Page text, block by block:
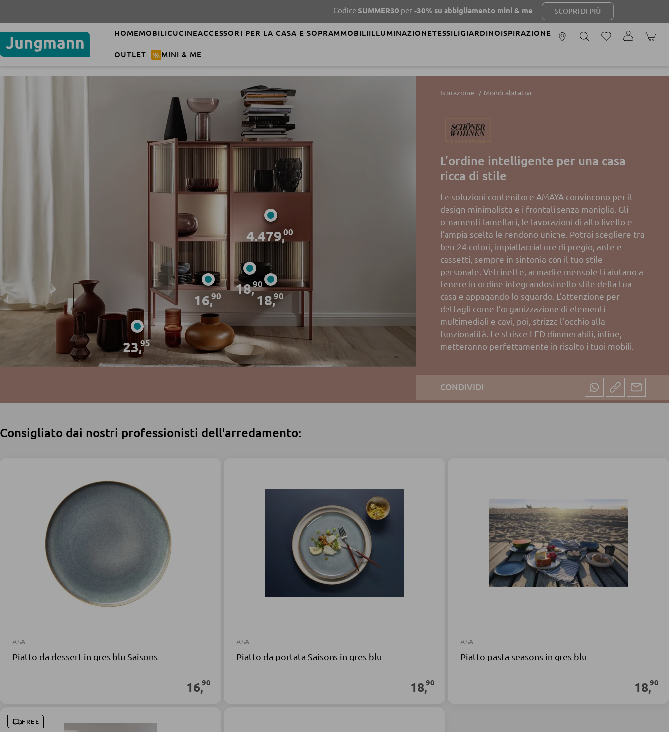
SUMMER30 per-30%su abbigliamento mini & me SCOPRI DI PIÙ
HOMEMOBILICUCINEACCESSORI PER LA CASA E SOPRAMMOBILIILLUMINAZIONETESSILIGIARDINOISPIRAZIONE
OUTLET % MINI & ME
IL
16,90 18,90
18,90
4.479,00
23,95
Ispirazione Mondi abitativi
L’ordine intelligente per una casa
ricca di stile
Le soluzioni contenitore AMAYA convincono per il
design minimalista e i frontali senza maniglia. Gli
ornamenti lamellari, le lavorazioni di alto livello e
l’ampia scelta le rendono uniche. Potrai scegliere tra
ben 24 colori, impiallacciature di pregio, ante e
cassetti, sempre in sintonia con il tuo stile
personale. Vetrinette, armadi e mensole ti aiutano a
tenere in ordine integrandosi nello stile della tua
casa e appagando lo sguardo. L’attenzione per
dettagli come l’organizzazione di elementi
multimediali e cavi, poi, strizza l’occhio alla
funzionalità. Le strisce LED dimmerabili, infine,
metteranno perfettamente in risalto i tuoi mobili.
CONDIVIDI
Consigliato dai nostri professionisti dell'arredamento:
ASA
Piatto da dessert in gres blu Saisons
16,90
ASA
Piatto da portata Saisons in gres blu
18,90
ASA
Piatto pasta seasons in gres blu
18,90
FREE